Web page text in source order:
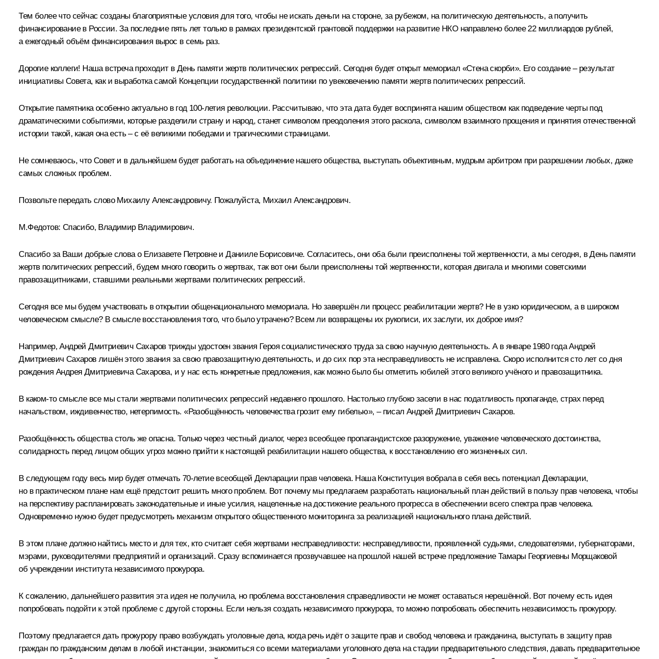
Тем более что сейчас созданы благоприятные условия для того, чтобы не искать деньги на стороне, за рубежом, на политическую деятельность, а получить
финансирование в России. За последние пять лет только в рамках президентской грантовой поддержки на развитие НКО направлено более 22 миллиардов рублей,
а ежегодный объём финансирования вырос в семь раз.
Дорогие коллеги! Наша встреча проходит в День памяти жертв политических репрессий. Сегодня будет открыт мемориал «Стена скорби». Его создание – результат
инициативы Совета, как и выработка самой Концепции государственной политики по увековечению памяти жертв политических репрессий.
Открытие памятника особенно актуально в год 100-летия революции. Рассчитываю, что эта дата будет воспринята нашим обществом как подведение черты под
драматическими событиями, которые разделили страну и народ, станет символом преодоления этого раскола, символом взаимного прощения и принятия отечественной
истории такой, какая она есть – с её великими победами и трагическими страницами.
Не сомневаюсь, что Совет и в дальнейшем будет работать на объединение нашего общества, выступать объективным, мудрым арбитром при разрешении любых, даже
самых сложных проблем.
Позвольте передать слово Михаилу Александровичу. Пожалуйста, Михаил Александрович.
М.Федотов: Спасибо, Владимир Владимирович.
Спасибо за Ваши добрые слова о Елизавете Петровне и Данииле Борисовиче. Согласитесь, они оба были преисполнены той жертвенности, а мы сегодня, в День памяти
жертв политических репрессий, будем много говорить о жертвах, так вот они были преисполнены той жертвенности, которая двигала и многими советскими
правозащитниками, ставшими реальными жертвами политических репрессий.
Сегодня все мы будем участвовать в открытии общенационального мемориала. Но завершён ли процесс реабилитации жертв? Не в узко юридическом, а в широком
человеческом смысле? В смысле восстановления того, что было утрачено? Всем ли возвращены их рукописи, их заслуги, их доброе имя?
Например, Андрей Дмитриевич Сахаров трижды удостоен звания Героя социалистического труда за свою научную деятельность. А в январе 1980 года Андрей
Дмитриевич Сахаров лишён этого звания за свою правозащитную деятельность, и до сих пор эта несправедливость не исправлена. Скоро исполнится сто лет со дня
рождения Андрея Дмитриевича Сахарова, и у нас есть конкретные предложения, как можно было бы отметить юбилей этого великого учёного и правозащитника.
В каком-то смысле все мы стали жертвами политических репрессий недавнего прошлого. Настолько глубоко засели в нас податливость пропаганде, страх перед
начальством, иждивенчество, нетерпимость. «Разобщённость человечества грозит ему гибелью», – писал Андрей Дмитриевич Сахаров.
Разобщённость общества столь же опасна. Только через честный диалог, через всеобщее пропагандистское разоружение, уважение человеческого достоинства,
солидарность перед лицом общих угроз можно прийти к настоящей реабилитации нашего общества, к восстановлению его жизненных сил.
В следующем году весь мир будет отмечать 70-летие всеобщей Декларации прав человека. Наша Конституция вобрала в себя весь потенциал Декларации,
но в практическом плане нам ещё предстоит решить много проблем. Вот почему мы предлагаем разработать национальный план действий в пользу прав человека, чтобы
на перспективу распланировать законодательные и иные усилия, нацеленные на достижение реального прогресса в обеспечении всего спектра прав человека.
Одновременно нужно будет предусмотреть механизм открытого общественного мониторинга за реализацией национального плана действий.
В этом плане должно найтись место и для тех, кто считает себя жертвами несправедливости: несправедливости, проявленной судьями, следователями, губернаторами,
мэрами, руководителями предприятий и организаций. Сразу вспоминается прозвучавшее на прошлой нашей встрече предложение Тамары Георгиевны Морщаковой
об учреждении института независимого прокурора.
К сожалению, дальнейшего развития эта идея не получила, но проблема восстановления справедливости не может оставаться нерешённой. Вот почему есть идея
попробовать подойти к этой проблеме с другой стороны. Если нельзя создать независимого прокурора, то можно попробовать обеспечить независимость прокурору.
Поэтому предлагается дать прокурору право возбуждать уголовные дела, когда речь идёт о защите прав и свобод человека и гражданина, выступать в защиту прав
граждан по гражданским делам в любой инстанции, знакомиться со всеми материалами уголовного дела на стадии предварительного следствия, давать предварительное